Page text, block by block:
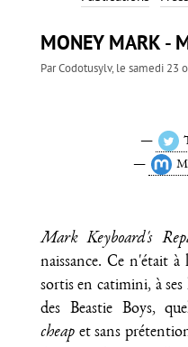
MONEY MARK -
ParCodotusylv, le samedi 23
Mark Keyboard's
naissance. Ce n'était à
sortis en catimini, à ses
des Beastie Boys,
cheapet sans